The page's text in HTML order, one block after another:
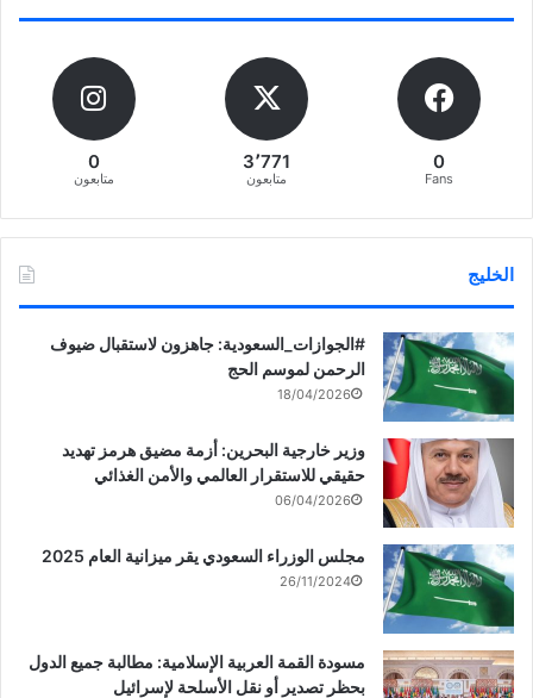
0
Fans
3٬771
متابعون
0
متابعون
الخليج
‏‎#الجوازات_السعودية: جاهزون لاستقبال ضيوف
الرحمن لموسم الحج
18/04/2026
وزير خارجية البحرين: أزمة مضيق هرمز تهديد
حقيقي للاستقرار العالمي والأمن الغذائي
06/04/2026
مجلس الوزراء السعودي يقر ميزانية العام 2025
26/11/2024
مسودة القمة العربية الإسلامية: مطالبة جميع الدول
بحظر تصدير أو نقل الأسلحة لإسرائيل